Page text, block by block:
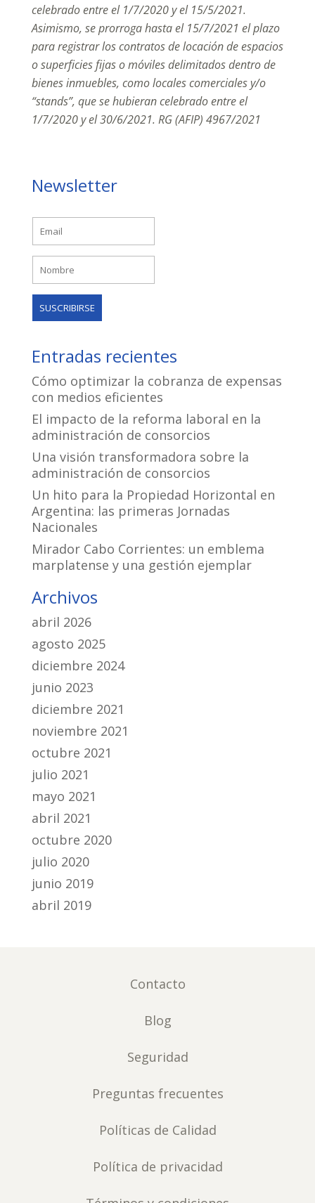
celebrado entre el 1/7/2020 y el 15/5/2021.
Asimismo, se prorroga hasta el 15/7/2021 el plazo
para registrar los contratos de locación de espacios
o superficies fijas o móviles delimitados dentro de
bienes inmuebles, como locales comerciales y/o
“stands”, que se hubieran celebrado entre el
1/7/2020 y el 30/6/2021. RG (AFIP) 4967/2021
Newsletter
Entradas recientes
Cómo optimizar la cobranza de expensas
con medios eficientes
El impacto de la reforma laboral en la
administración de consorcios
Una visión transformadora sobre la
administración de consorcios
Un hito para la Propiedad Horizontal en
Argentina: las primeras Jornadas
Nacionales
Mirador Cabo Corrientes: un emblema
marplatense y una gestión ejemplar
Archivos
abril 2026
agosto 2025
diciembre 2024
junio 2023
diciembre 2021
noviembre 2021
octubre 2021
julio 2021
mayo 2021
abril 2021
octubre 2020
julio 2020
junio 2019
abril 2019
Contacto
Blog
Seguridad
Preguntas frecuentes
Políticas de Calidad
Política de privacidad